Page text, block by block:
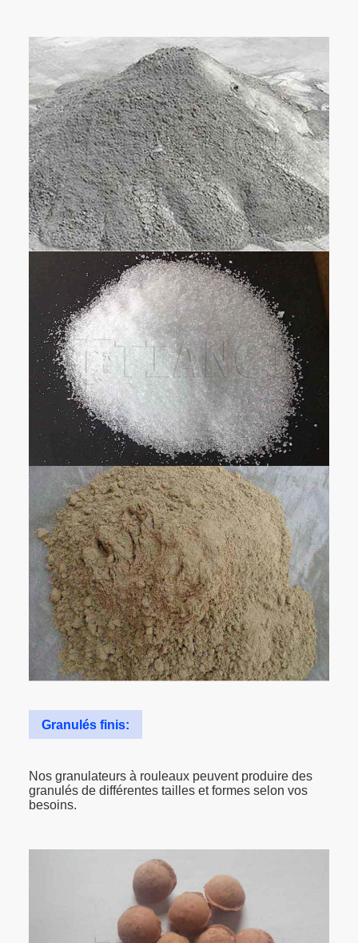
Granulés finis:
Nos granulateurs à rouleaux peuvent produire des
granulés de différentes tailles et formes selon vos
besoins.